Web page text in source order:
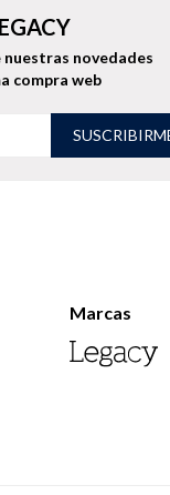
Marcas
novedades
compra web